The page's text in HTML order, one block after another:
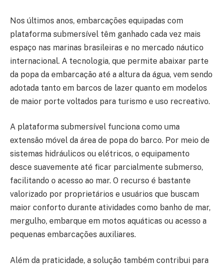
Nos últimos anos, embarcações equipadas com
plataforma submersível têm ganhado cada vez mais
espaço nas marinas brasileiras e no mercado náutico
internacional. A tecnologia, que permite abaixar parte
da popa da embarcação até a altura da água, vem sendo
adotada tanto em barcos de lazer quanto em modelos
de maior porte voltados para turismo e uso recreativo.
A plataforma submersível funciona como uma
extensão móvel da área de popa do barco. Por meio de
sistemas hidráulicos ou elétricos, o equipamento
desce suavemente até ficar parcialmente submerso,
facilitando o acesso ao mar. O recurso é bastante
valorizado por proprietários e usuários que buscam
maior conforto durante atividades como banho de mar,
mergulho, embarque em motos aquáticas ou acesso a
pequenas embarcações auxiliares.
Além da praticidade, a solução também contribui para